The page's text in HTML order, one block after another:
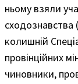
ньому взяли
колишній
провінційних
чиновники,